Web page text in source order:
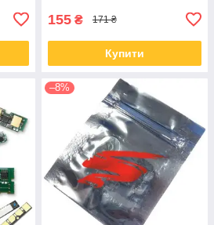
155 ₴ 171 ₴
Купити
–8%